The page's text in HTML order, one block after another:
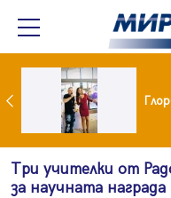
Мария и майка си построиха къща от 8000 стъклени бутилки
Три учителки от
за научната награда